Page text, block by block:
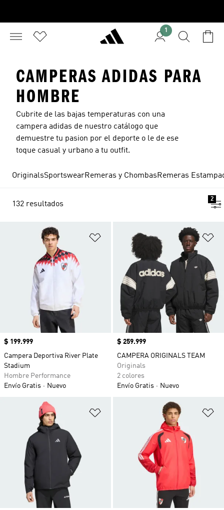
1
CAMPERAS ADIDAS PARA
HOMBRE
Cubrite de las bajas temperaturas con una
campera adidas de nuestro catálogo que
demuestre tu pasion por el deporte o le de ese
toque casual y urbano a tu outfit.
OriginalsSportswearRemeras y ChombasRemeras
132 resultados
2
Añadir a la lista de deseos
Precio
$ 199.999
Campera Deportiva River Plate
Stadium
Hombre Performance
Envío Gratis
Nuevo
Precio
$ 259.999
CAMPERA ORIGINALS TEAM
Originals
2 colores
Envío Gratis
Nuevo
Añadir a la lista de deseos